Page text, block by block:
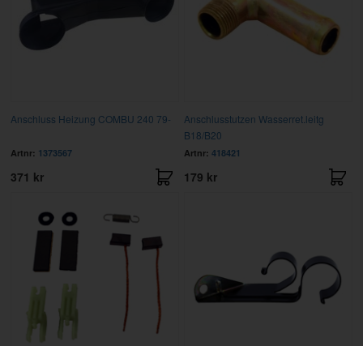
Anschluss Heizung COMBU 240 79-
Artnr: 1373567
371 kr
Anschlusstutzen Wasserret.leitg
B18/B20
Artnr: 418421
179 kr